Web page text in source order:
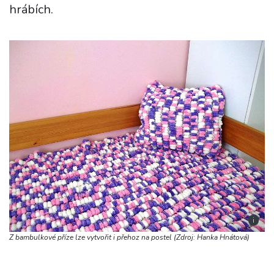
hrábích.
i
Z bambulkové příze lze vytvořit i přehoz na postel (Zdroj: Hanka Hnátová)